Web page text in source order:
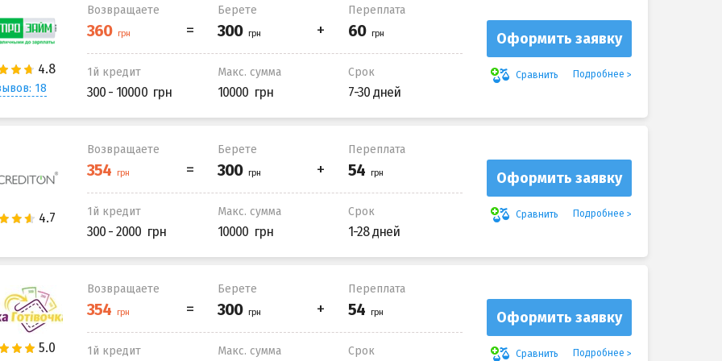
18
Возвращаете Берете Переплата
1й кредит
300 - 10000
Макс. сумма
10000
Срок
7-30 дней
Оформить заявку
Сравнить Подробнее
Возвращаете Берете Переплата
1й кредит
300 - 2000
Макс. сумма
10000
Срок
1-28 дней
Оформить заявку
Сравнить Подробнее
Возвращаете Берете Переплата
1й кредит Макс. сумма Срок
Оформить заявку
Сравнить Подробнее